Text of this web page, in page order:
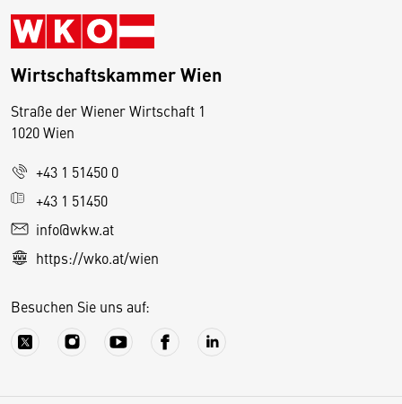
Wirtschaftskammer Wien
Straße der Wiener Wirtschaft 1
1020 Wien
+43 1 51450 0
+43 1 51450
info@wkw.at
https://wko.at/wien
Besuchen Sie uns auf:
D
e
s
S
e